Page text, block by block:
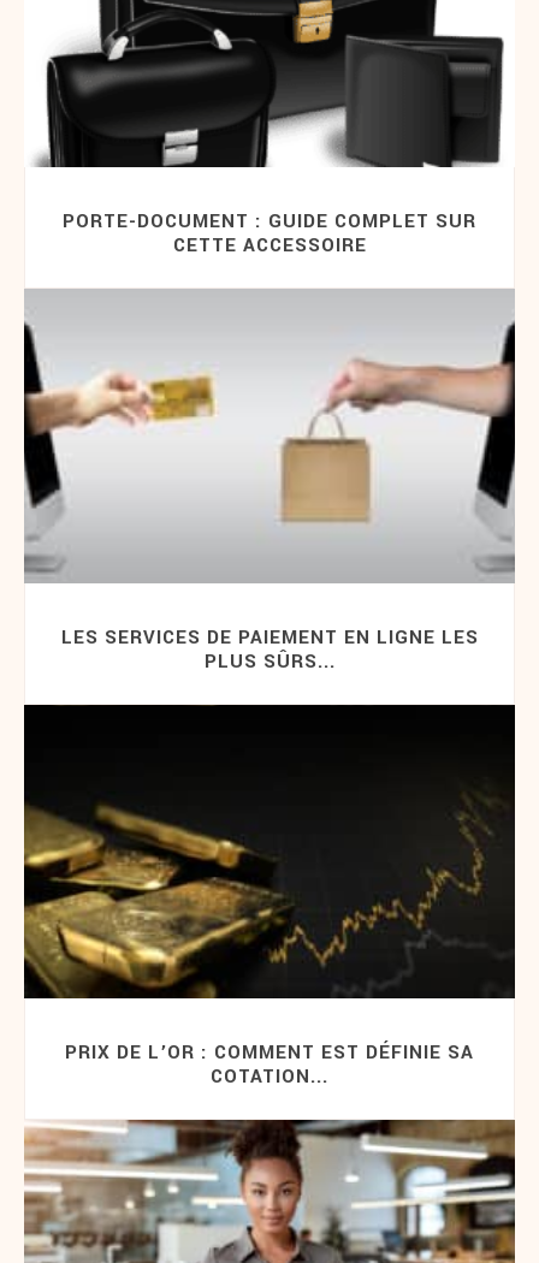
PORTE-DOCUMENT : GUIDE COMPLET SUR
CETTE ACCESSOIRE
LES SERVICES DE PAIEMENT EN LIGNE LES
PLUS SÛRS...
PRIX DE L’OR : COMMENT EST DÉFINIE SA
COTATION...